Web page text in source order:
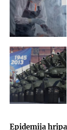
Epidemija